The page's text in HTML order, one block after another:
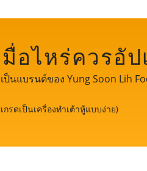
อไหร่ควรอัป
ได้รับการรั
ทำอาหาร |
LTD.
นแบรนด์ของ Yung Soon Lih
ลักและประสบการณ์ระดับมืออา
บโตและความสำเร็จของธุรกิจข
รดเป็นเครื่องทำเต้าหู้แบบง่าย)